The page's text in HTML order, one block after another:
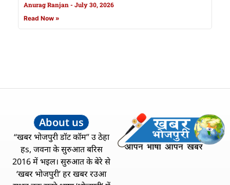
Anurag Ranjan July 30, 2026
Read Now »
About us
“खबर भोजपुरी डॉट कॉम” उ ठेहा
हs, जवना के सुरुआत बरिस
2016 में भइल। सुरुआत के बेरे से
‘खबर भोजपुरी’ हर खबर रउआ